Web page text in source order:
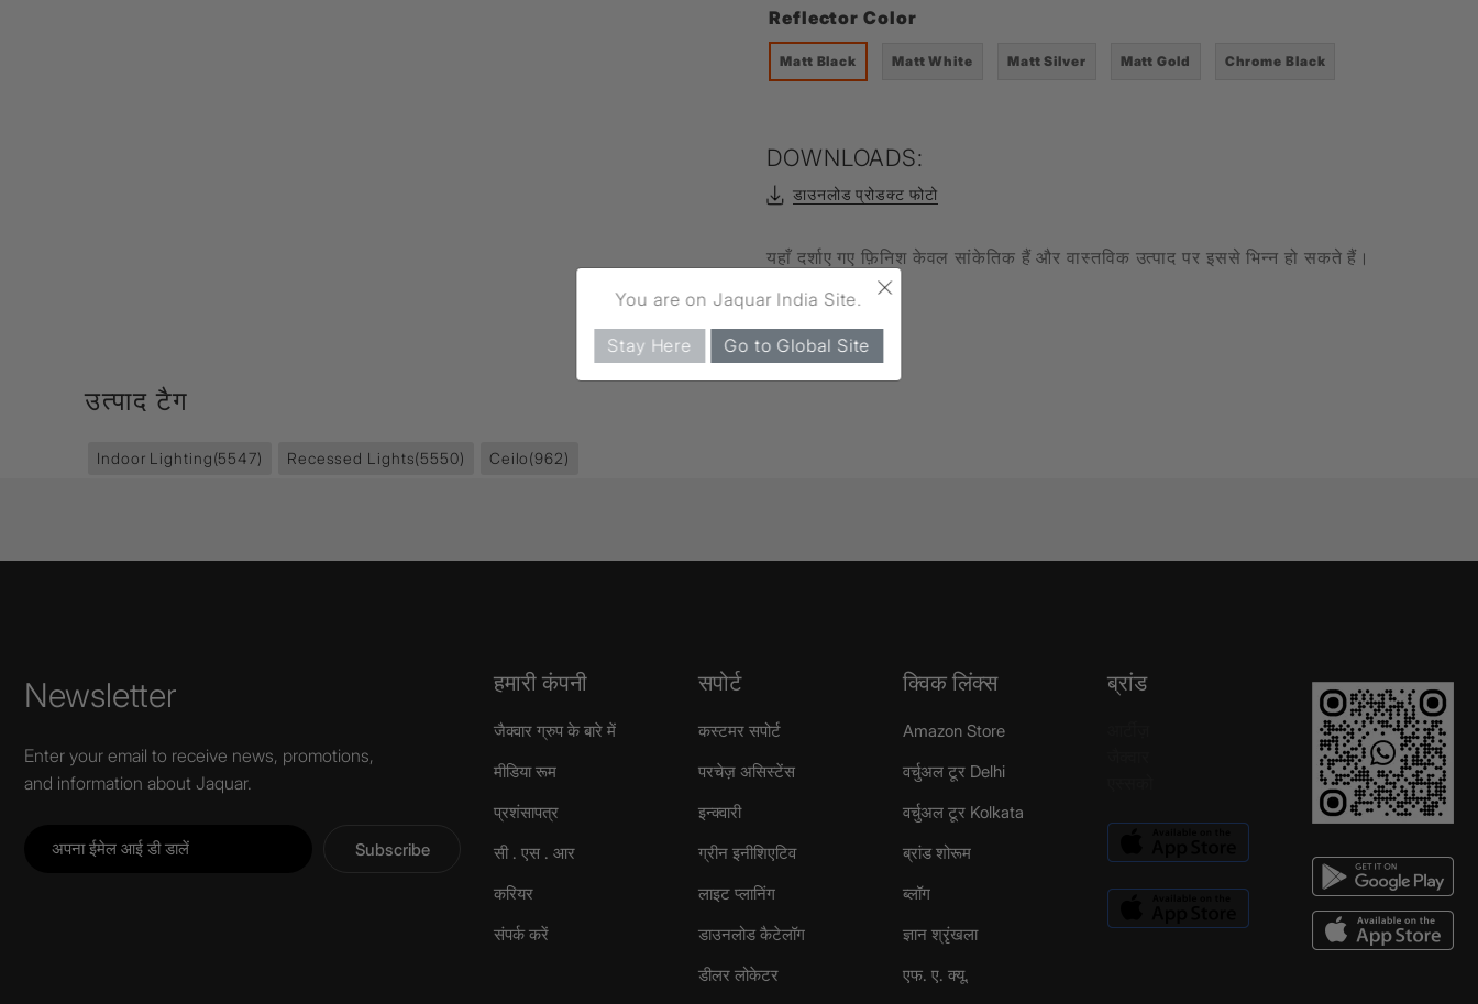
Reflector Color
Matt Black Matt White Matt Silver Matt Gold Chrome Black
DOWNLOADS:
डाउनलोड प्रोडक्ट फोटो
यहाँ दर्शाए गए फ़िनिश केवल सांकेतिक हैं और वास्तविक उत्पाद पर इससे भिन्न हो सकते हैं।
उत्पाद टैग
Indoor Lighting(5547) Recessed Lights(5550) Ceilo(962)
Newsletter
Enter your email to receive news, promotions,
and information about Jaquar.
Subscribe
हमारी कंपनी
जैक्वार ग्रुप के बारे में
मीडिया रूम
प्रशंसापत्र
सी . एस . आर
करियर
संपर्क करें
सपोर्ट
कस्टमर सपोर्ट
परचेज़ असिस्टेंस
इन्क्वारी
ग्रीन इनीशिएटिव
लाइट प्लानिंग
डाउनलोड कैटेलॉग
डीलर लोकेटर
क्विक लिंक्स
Amazon Store
वर्चुअल टूर Delhi
वर्चुअल टूर Kolkata
ब्रांड शोरूम
ब्लॉग
ज्ञान श्रृंखला
एफ. ए. क्यू.
ब्रांड
×
You are on Jaquar India Site.
Stay Here Go to Global Site